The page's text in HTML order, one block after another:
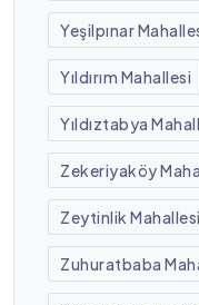
Yeşilpınar
Yıldırım Mahallesi
Yıldıztabya
Zekeriyaköy
Zeytinlik Mahallesi
Zuhuratbaba